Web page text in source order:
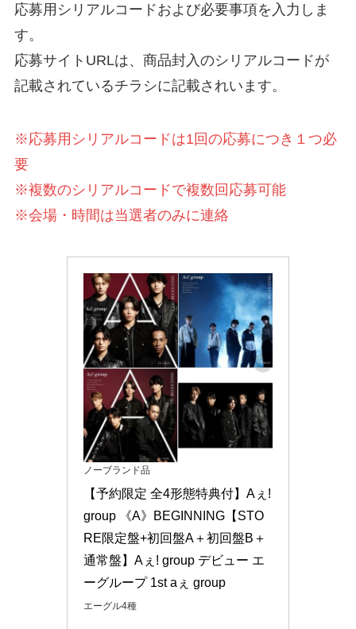
応募用シリアルコードおよび必要事項を入力しま
す。
応募サイトURLは、商品封入のシリアルコードが
記載されているチラシに記載されいます。
※応募用シリアルコードは1回の応募につき１つ必
要
※複数のシリアルコードで複数回応募可能
※会場・時間は当選者のみに連絡
ノーブランド品
【予約限定 全4形態特典付】Aぇ!
group 《A》BEGINNING【STO
RE限定盤+初回盤A＋初回盤B＋
通常盤】Aぇ! group デビュー エ
ーグループ 1st aぇ group
エーグル4種